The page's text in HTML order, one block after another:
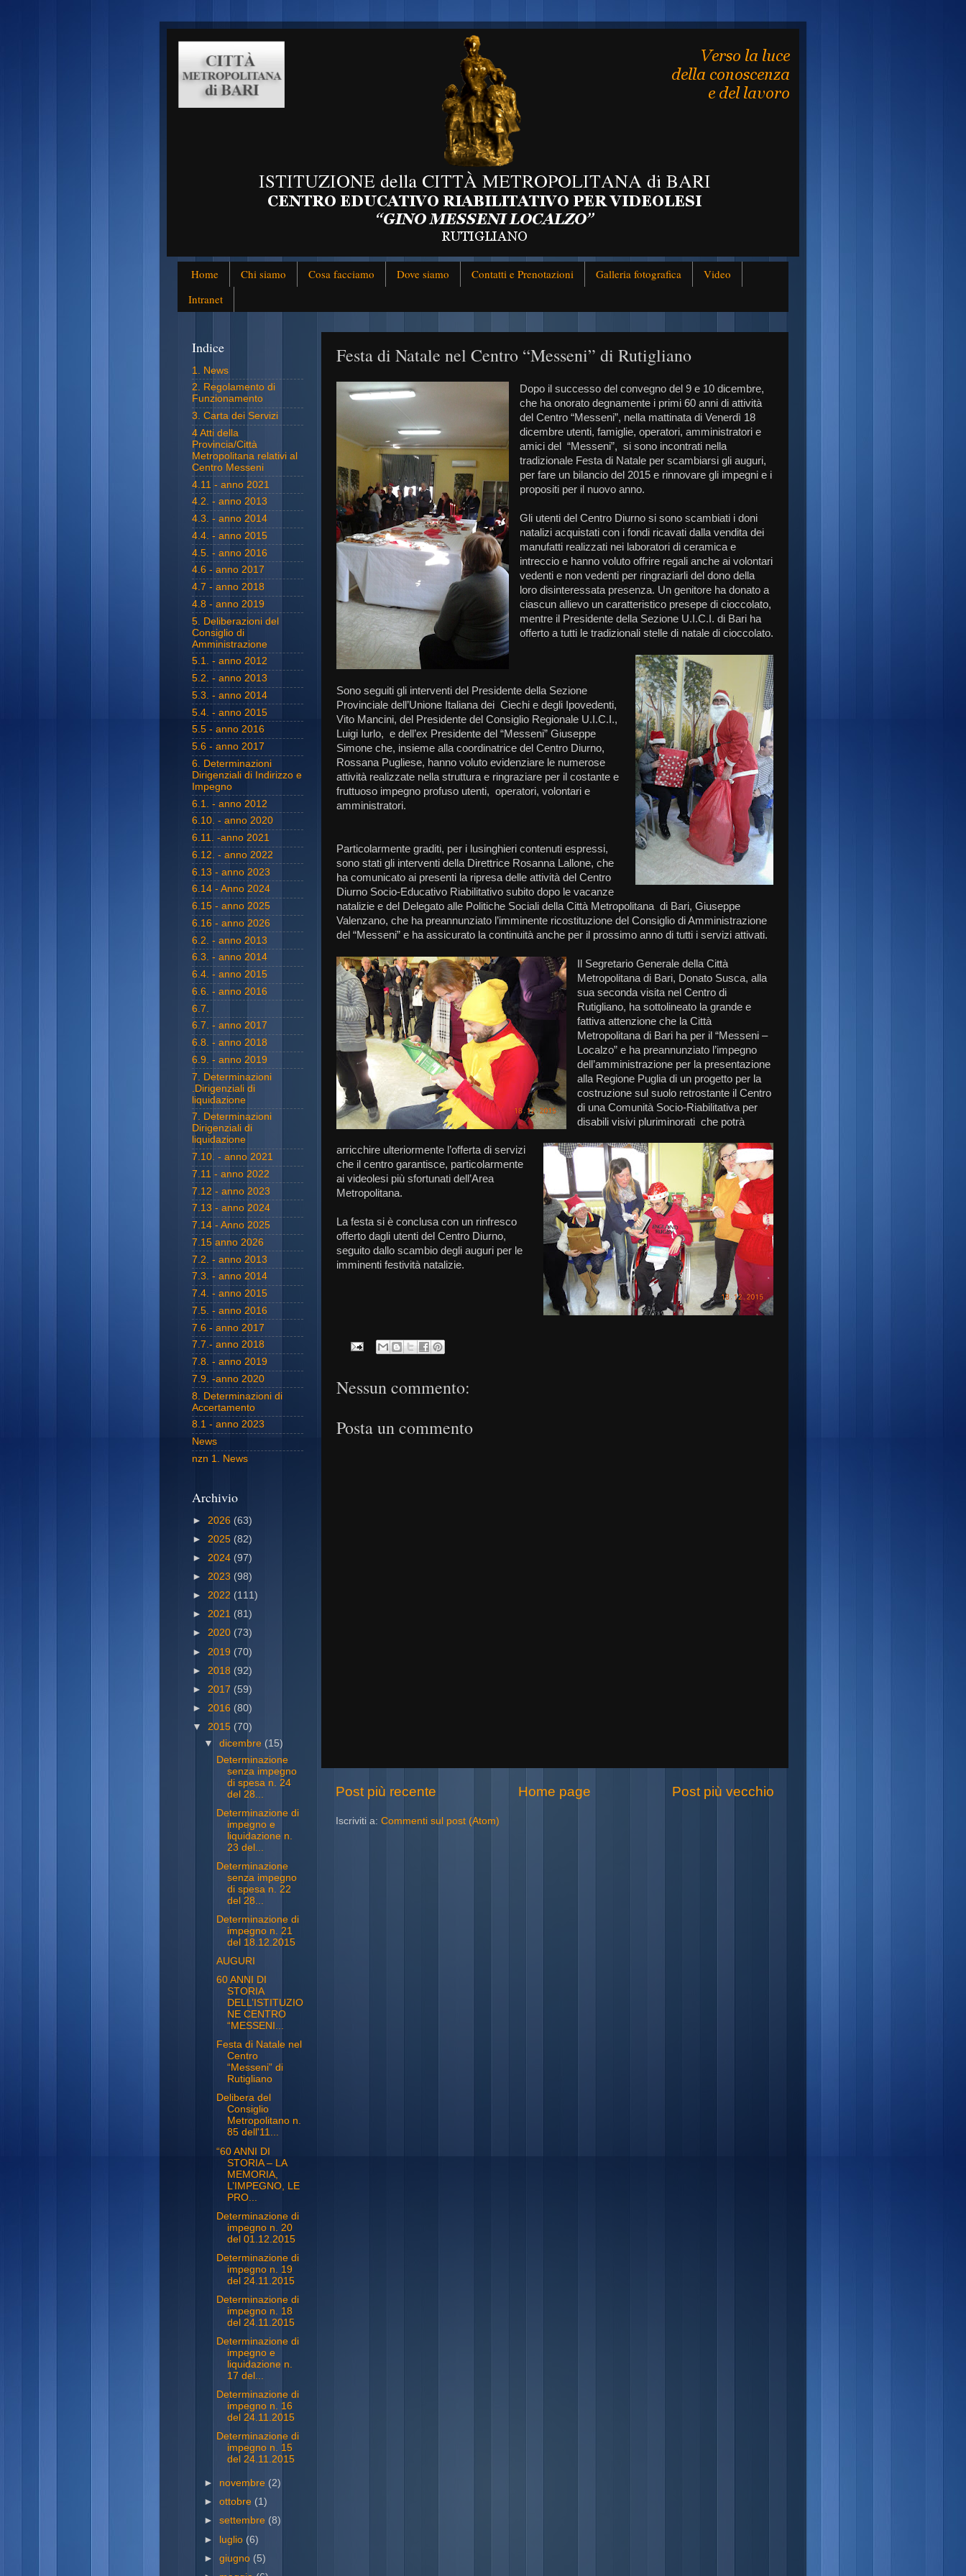
Home Chi siamo Cosa facciamo Dove siamo Contatti e Prenotazioni Galleria fotografica
Video
Intranet
Festa di Natale nel Centro “Messeni” di Rutigliano
Dopo il successo del convegno del 9 e 10 dicembre,
che ha onorato degnamente i primi 60 anni di attività
del Centro “Messeni”, nella mattinata di Venerdì 18
dicembre utenti, famiglie, operatori, amministratori e
amici del “Messeni”, si sono incontrati nella
tradizionale Festa di Natale per scambiarsi gli auguri,
per fare un bilancio del 2015 e rinnovare gli impegni e i
propositi per il nuovo anno.
Gli utenti del Centro Diurno si sono scambiati i doni
natalizi acquistati con i fondi ricavati dalla vendita dei
manufatti realizzati nei laboratori di ceramica e
intreccio e hanno voluto offrire regali anche ai volontari
vedenti e non vedenti per ringraziarli del dono della
loro disinteressata presenza. Un genitore ha donato a
ciascun allievo un caratteristico presepe di cioccolato,
mentre il Presidente della Sezione U.I.C.I. di Bari ha
offerto a tutti le tradizionali stelle di natale di cioccolato.
Sono seguiti gli interventi del Presidente della Sezione
Provinciale dell’Unione Italiana dei Ciechi e degli Ipovedenti,
Vito Mancini, del Presidente del Consiglio Regionale U.I.C.I.,
Luigi Iurlo, e dell’ex Presidente del “Messeni” Giuseppe
Simone che, insieme alla coordinatrice del Centro Diurno,
Rossana Pugliese, hanno voluto evidenziare le numerose
attività realizzate nella struttura e ringraziare per il costante e
fruttuoso impegno profuso utenti, operatori, volontari e
amministratori.
Particolarmente graditi, per i lusinghieri contenuti espressi,
sono stati gli interventi della Direttrice Rosanna Lallone, che
ha comunicato ai presenti la ripresa delle attività del Centro
Diurno Socio-Educativo Riabilitativo subito dopo le vacanze
natalizie e del Delegato alle Politiche Sociali della Città Metropolitana di Bari, Giuseppe
Valenzano, che ha preannunziato l’imminente ricostituzione del Consiglio di Amministrazione
del “Messeni” e ha assicurato la continuità anche per il prossimo anno di tutti i servizi attivati.
Il Segretario Generale della Città
Metropolitana di Bari, Donato Susca, alla
sua seconda visita nel Centro di
Rutigliano, ha sottolineato la grande e
fattiva attenzione che la Città
Metropolitana di Bari ha per il “Messeni –
Localzo” e ha preannunziato l’impegno
dell’amministrazione per la presentazione
alla Regione Puglia di un progetto per la
costruzione sul suolo retrostante il Centro
di una Comunità Socio-Riabilitativa per
disabili visivi pluriminorati che potrà
arricchire ulteriormente l’offerta di servizi
che il centro garantisce, particolarmente
ai videolesi più sfortunati dell’Area
Metropolitana.
La festa si è conclusa con un rinfresco
offerto dagli utenti del Centro Diurno,
seguito dallo scambio degli auguri per le
imminenti festività natalizie.
Nessun commento:
Posta un commento
Post più recente Post più vecchio
Home page
Iscriviti a: Commenti sul post (Atom)
Indice
1. News
2. Regolamento di
Funzionamento
3. Carta dei Servizi
4 Atti della
Provincia/Città
Metropolitana relativi al
Centro Messeni
4.11 - anno 2021
4.2. - anno 2013
4.3. - anno 2014
4.4. - anno 2015
4.5. - anno 2016
4.6 - anno 2017
4.7 - anno 2018
4.8 - anno 2019
5. Deliberazioni del
Consiglio di
Amministrazione
5.1. - anno 2012
5.2. - anno 2013
5.3. - anno 2014
5.4. - anno 2015
5.5 - anno 2016
5.6 - anno 2017
6. Determinazioni
Dirigenziali di Indirizzo e
Impegno
6.1. - anno 2012
6.10. - anno 2020
6.11. -anno 2021
6.12. - anno 2022
6.13 - anno 2023
6.14 - Anno 2024
6.15 - anno 2025
6.16 - anno 2026
6.2. - anno 2013
6.3. - anno 2014
6.4. - anno 2015
6.6. - anno 2016
6.7.
6.7. - anno 2017
6.8. - anno 2018
6.9. - anno 2019
7. Determinazioni
.Dirigenziali di
liquidazione
7. Determinazioni
Dirigenziali di
liquidazione
7.10. - anno 2021
7.11 - anno 2022
7.12 - anno 2023
7.13 - anno 2024
7.14 - Anno 2025
7.15 anno 2026
7.2. - anno 2013
7.3. - anno 2014
7.4. - anno 2015
7.5. - anno 2016
7.6 - anno 2017
7.7.- anno 2018
7.8. - anno 2019
7.9. -anno 2020
8. Determinazioni di
Accertamento
8.1 - anno 2023
News
nzn 1. News
Archivio
► 2026 (63)
► 2025 (82)
► 2024 (97)
► 2023 (98)
► 2022 (111)
► 2021 (81)
► 2020 (73)
► 2019 (70)
► 2018 (92)
► 2017 (59)
► 2016 (80)
▼ 2015 (70)
▼dicembre (15)
Determinazione
senza impegno
di spesa n. 24
del 28...
Determinazione di
impegno e
liquidazione n.
23 del...
Determinazione
senza impegno
di spesa n. 22
del 28...
Determinazione di
impegno n. 21
del 18.12.2015
AUGURI
60 ANNI DI
STORIA
DELL’ISTITUZIO
NE CENTRO
“MESSENI...
Festa di Natale nel
Centro
“Messeni” di
Rutigliano
Delibera del
Consiglio
Metropolitano n.
85 dell'11...
“60 ANNI DI
STORIA – LA
MEMORIA,
L’IMPEGNO, LE
PRO...
Determinazione di
impegno n. 20
del 01.12.2015
Determinazione di
impegno n. 19
del 24.11.2015
Determinazione di
impegno n. 18
del 24.11.2015
Determinazione di
impegno e
liquidazione n.
17 del...
Determinazione di
impegno n. 16
del 24.11.2015
Determinazione di
impegno n. 15
del 24.11.2015
► novembre (2)
►ottobre (1)
►settembre (8)
► luglio (6)
►giugno (5)